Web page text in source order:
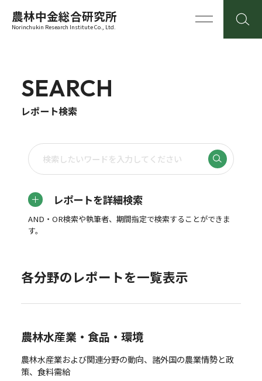
農林中金総合研究所
Norinchukin Research Institute Co., Ltd.
SEARCH
レポート検索
レポートを詳細検索
AND・OR検索や執筆者、期間指定で検索することができま
す。
各分野のレポートを一覧表示
農林水産業・食品・環境
農林水産業および関連分野の動向、諸外国の農業情勢と政
策、食料需給